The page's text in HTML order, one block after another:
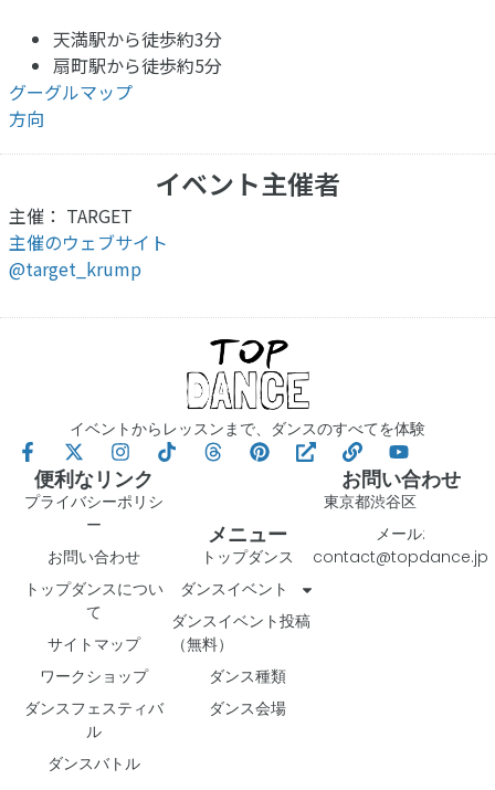
天満駅から徒歩約3分
扇町駅から徒歩約5分
グーグルマップ
方向
イベント主催者
主催： TARGET
主催のウェブサイト
@target_krump
イベントからレッスンまで、ダンスのすべてを体験
便利なリンク
プライバシーポリシ
ー
お問い合わせ
トップダンスについ
て
サイトマップ
ワークショップ
ダンスフェスティバ
ル
ダンスバトル
メニュー
トップダンス
ダンスイベント
ダンスイベント投稿
（無料）
ダンス種類
ダンス会場
お問い合わせ
東京都渋谷区
メール:
contact@topdance.jp